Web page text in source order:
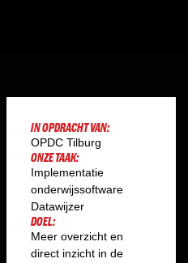
IN OPDRACHT VAN:
OPDC Tilburg
ONZE TAAK:
Implementatie
onderwijssoftware
Datawijzer
DOEL:
Meer overzicht en
direct inzicht in de